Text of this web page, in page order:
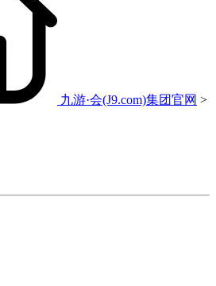
九游·会(J9.com)集团官网 >